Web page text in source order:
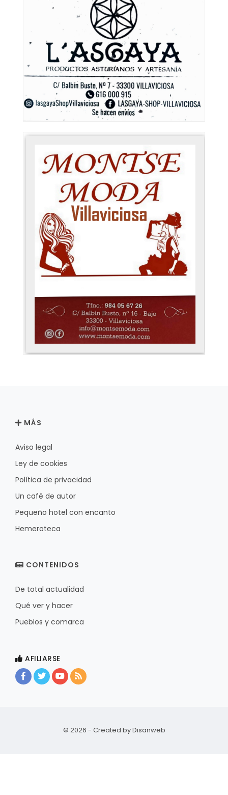
MÁS
Aviso legal
Ley de cookies
Política de privacidad
Un café de autor
Pequeño hotel con encanto
Hemeroteca
CONTENIDOS
De total actualidad
Qué ver y hacer
Pueblos y comarca
AFILIARSE
© 2026 - Created byDisanweb